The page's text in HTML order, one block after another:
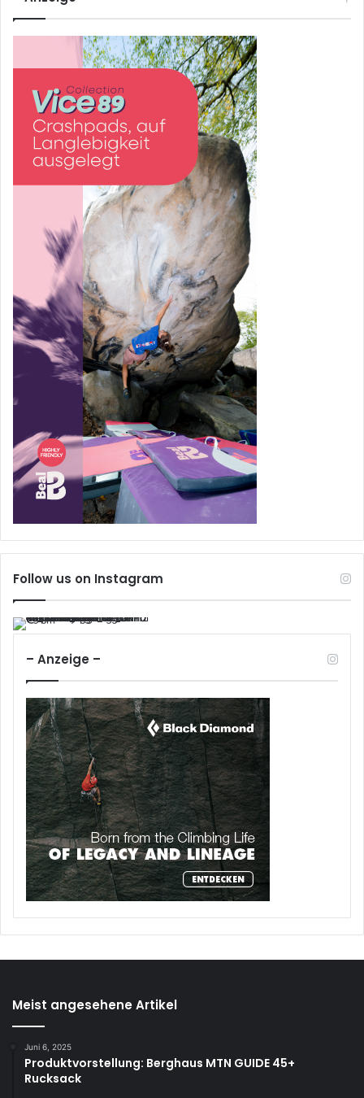
Follow us on Instagram
– Anzeige –
Meist angesehene Artikel
Juni 6, 2025
Produktvorstellung: Berghaus MTN GUIDE 45+
Rucksack